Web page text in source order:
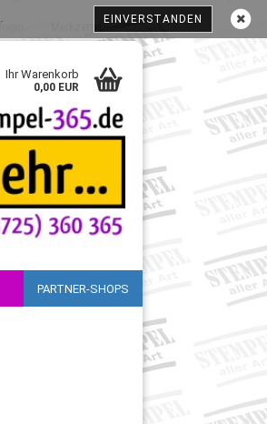
Ihr Warenkorb
0,00 EUR
EINVERSTANDEN
PARTNER-SHOPS